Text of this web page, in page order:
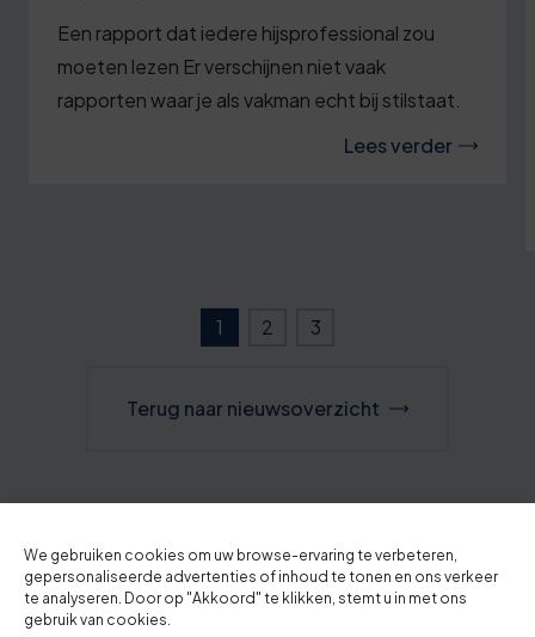
We gebruiken cookies om uw browse-ervaring te verbeteren,
gepersonaliseerde advertenties of inhoud te tonen en ons verkeer
te analyseren. Door op "Akkoord" te klikken, stemt u in met ons
gebruik van cookies.
Een rapport dat iedere hijsprofessional zou
moeten lezen Er verschijnen niet vaak
rapporten waar je als vakman echt bij stilstaat.
Lees verder
1 2 3
Terug naar nieuwsoverzicht